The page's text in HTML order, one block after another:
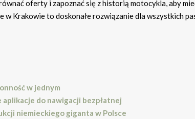
oferty i zapoznać się z historią motocykla, aby
Krakowie to doskonałe rozwiązanie dla wszystkich
w jednym
do nawigacji bezpłatnej
niemieckiego giganta w Polsce